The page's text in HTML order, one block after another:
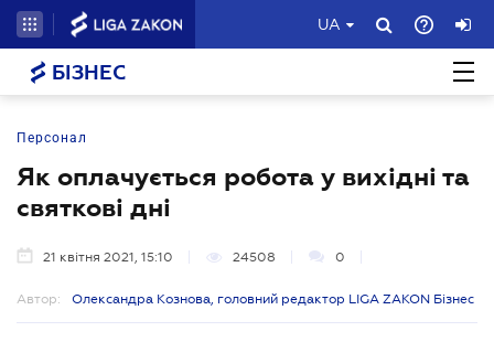
UA
БІЗНЕС
Персонал
Як оплачується робота у вихідні та
святкові дні
21 квітня 2021, 15:10 24508 0
Автор: Олександра Кознова, головний редактор LIGA ZAKON Бізнес